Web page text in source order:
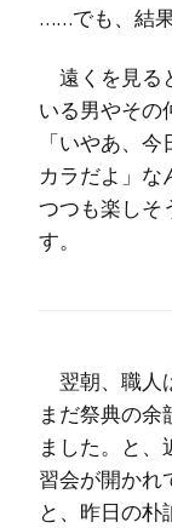
……でも、結
遠くを見る
いる男やその
「いやあ、
カラだよ」な
つつも楽しそ
す。
翌朝、職人
まだ祭典の
ました。と
習会が開かれ
と、昨日の朴